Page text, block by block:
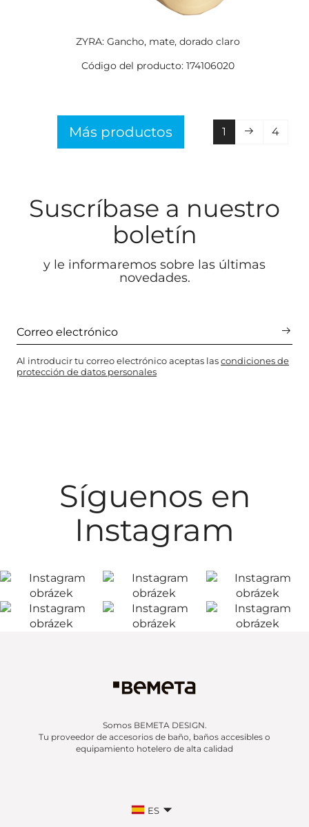
ZYRA: Gancho, mate, dorado claro
Código del producto: 174106020
Más productos 1 4
Suscríbase a nuestro
boletín
y le informaremos sobre las últimas
novedades.
Al introducir tu correo electrónico aceptas lascondiciones de
protección de datos personales
Síguenos en
Instagram
Somos BEMETA DESIGN.
Tu proveedor de accesorios de baño, baños accesibles o
equipamiento hotelero de alta calidad
ES